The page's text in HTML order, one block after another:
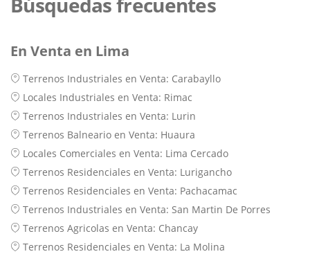
En Venta en Lima
Terrenos Industriales en Venta: Carabayllo
Locales Industriales en Venta: Rimac
Terrenos Industriales en Venta: Lurin
Terrenos Balneario en Venta: Huaura
Locales Comerciales en Venta: Lima Cercado
Terrenos Residenciales en Venta: Lurigancho
Terrenos Residenciales en Venta: Pachacamac
Terrenos Industriales en Venta: San Martin De Porres
Terrenos Agricolas en Venta: Chancay
Terrenos Residenciales en Venta: La Molina